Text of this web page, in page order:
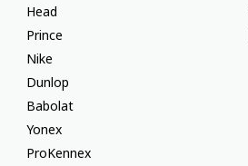
Head
Prince
Nike
Dunlop
Babolat
Yonex
ProKennex